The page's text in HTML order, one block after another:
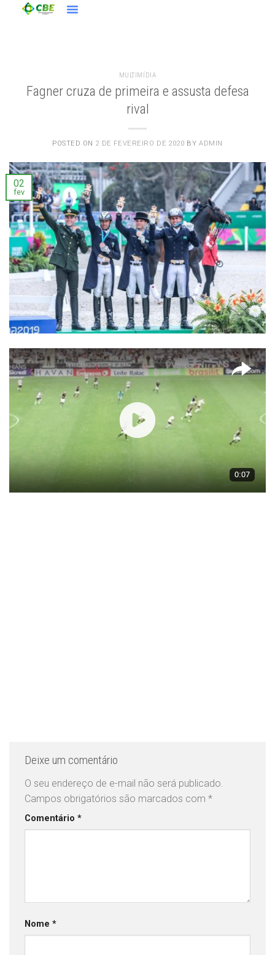
MULTIMÍDIA
Fagner cruza de primeira e assusta defesa
rival
POSTED ON 2 DE FEVEREIRO DE 2020 BYADMIN
02
fev
Deixe um comentário
O seu endereço de e-mail não será publicado.
Campos obrigatórios são marcados com *
Comentário *
Nome *